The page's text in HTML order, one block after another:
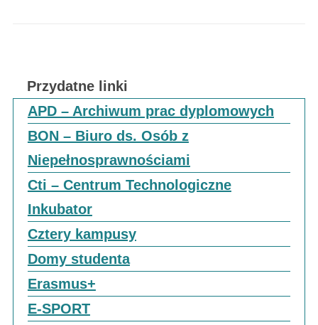
Przydatne linki
APD – Archiwum prac dyplomowych
BON – Biuro ds. Osób z
Niepełnosprawnościami
Cti – Centrum Technologiczne
Inkubator
Cztery kampusy
Domy studenta
Erasmus+
E-SPORT